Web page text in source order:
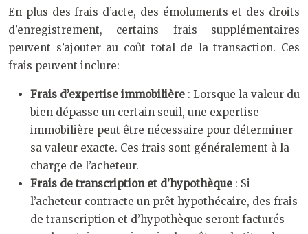
En plus des frais d’acte, des émoluments et des droits
d’enregistrement, certains frais supplémentaires
peuvent s’ajouter au coût total de la transaction. Ces
frais peuvent inclure:
Frais d’expertise immobilière : Lorsque la valeur du
bien dépasse un certain seuil, une expertise
immobilière peut être nécessaire pour déterminer
sa valeur exacte. Ces frais sont généralement à la
charge de l’acheteur.
Frais de transcription et d’hypothèque : Si
l’acheteur contracte un prêt hypothécaire, des frais
de transcription et d’hypothèque seront facturés